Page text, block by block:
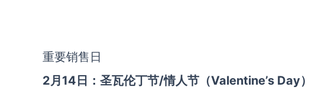
重要销售日
2月14日：圣瓦伦丁节/情人节（Valentine’s Day）